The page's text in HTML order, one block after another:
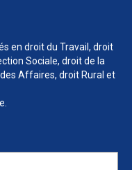
en droit du Travail, droit
Sociale, droit de la
Affaires, droit Rural et